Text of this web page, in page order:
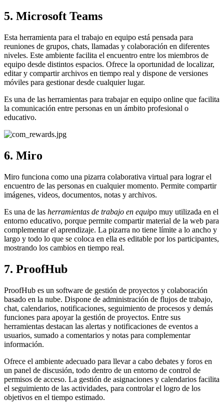
5. Microsoft Teams
Esta herramienta para el trabajo en equipo está pensada para
reuniones de grupos, chats, llamadas y colaboración en diferentes
niveles. Este ambiente facilita el encuentro entre los miembros de
equipo desde distintos espacios. Ofrece la oportunidad de localizar,
editar y compartir archivos en tiempo real y dispone de versiones
móviles para gestionar desde cualquier lugar.
Es una de las herramientas para trabajar en equipo online que facilita
la comunicación entre personas en un ámbito profesional o
educativo.
6. Miro
Miro funciona como una pizarra colaborativa virtual para lograr el
encuentro de las personas en cualquier momento. Permite compartir
imágenes, videos, documentos, notas y archivos.
Es una de las herramientas de trabajo en equipo muy utilizada en el
entorno educativo, porque permite compartir material de la web para
complementar el aprendizaje. La pizarra no tiene límite a lo ancho y
largo y todo lo que se coloca en ella es editable por los participantes,
mostrando los cambios en tiempo real.
7. ProofHub
ProofHub es un software de gestión de proyectos y colaboración
basado en la nube. Dispone de administración de flujos de trabajo,
chat, calendarios, notificaciones, seguimiento de procesos y demás
funciones para apoyar la gestión de proyectos. Entre sus
herramientas destacan las alertas y notificaciones de eventos a
usuarios, sumado a comentarios y notas para complementar
información.
Ofrece el ambiente adecuado para llevar a cabo debates y foros en
un panel de discusión, todo dentro de un entorno de control de
permisos de acceso. La gestión de asignaciones y calendarios facilita
el seguimiento de las actividades, para controlar el logro de los
objetivos en el tiempo estimado.